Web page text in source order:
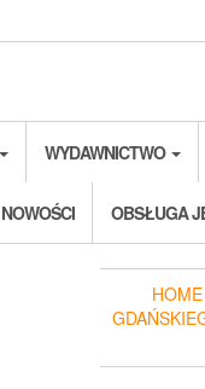
WYDAWNICTWO
NOWOŚCI OBSŁUGA
HOME